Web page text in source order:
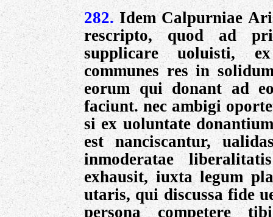
282. Idem Calpurniae
rescripto, quod ad
supplicare uoluisti,
communes res in
eorum qui donant ad
faciunt. nec ambigi
si ex uoluntate
est nanciscantur,
inmoderatae
exhausit, iuxta legum
utaris, qui discussa fide
persona competere